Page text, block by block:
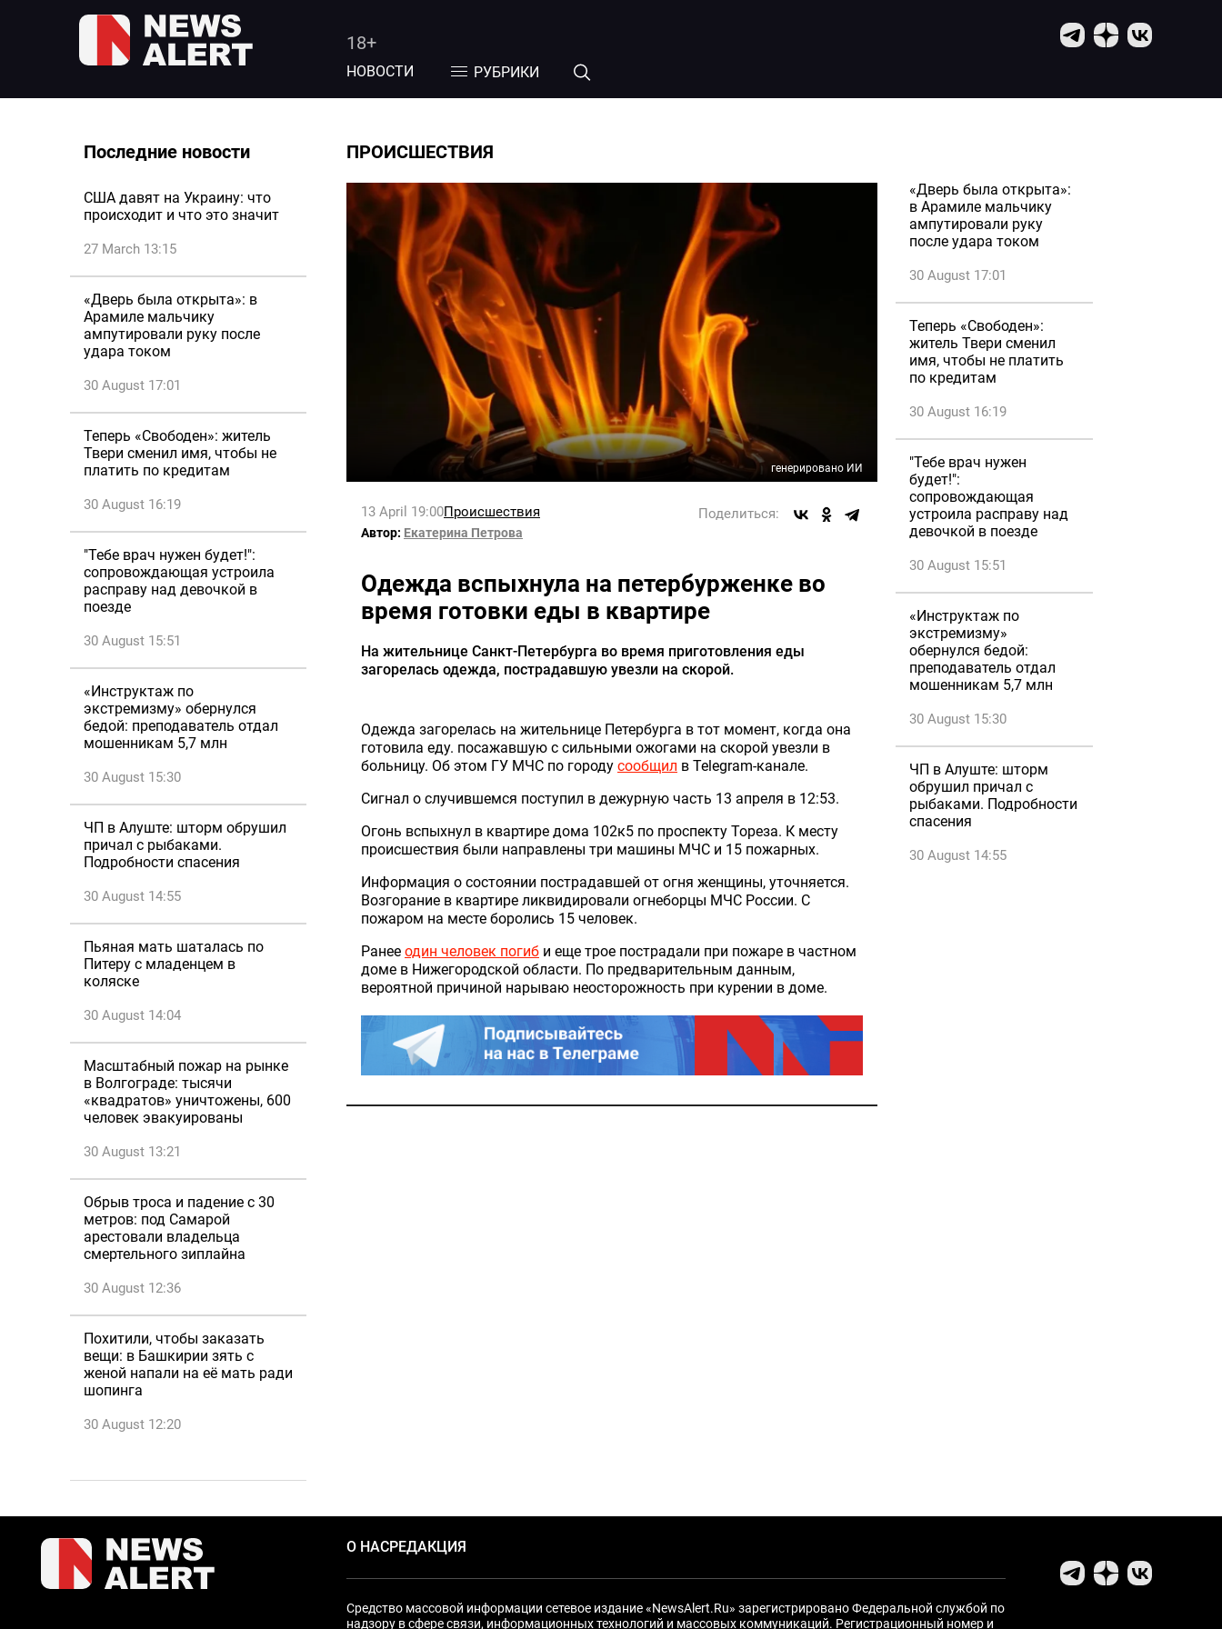
18+
НОВОСТИ РУБРИКИ
Последние новости
США давят на Украину: что
происходит и что это значит
27 March 13:15
«Дверь была открыта»: в
Арамиле мальчику
ампутировали руку после
удара током
30 August 17:01
Теперь «Свободен»: житель
Твери сменил имя, чтобы не
платить по кредитам
30 August 16:19
"Тебе врач нужен будет!":
сопровождающая устроила
расправу над девочкой в
поезде
30 August 15:51
«Инструктаж по
экстремизму» обернулся
бедой: преподаватель отдал
мошенникам 5,7 млн
30 August 15:30
ЧП в Алуште: шторм обрушил
причал с рыбаками.
Подробности спасения
30 August 14:55
Пьяная мать шаталась по
Питеру с младенцем в
коляске
30 August 14:04
Масштабный пожар на рынке
в Волгограде: тысячи
«квадратов» уничтожены, 600
человек эвакуированы
30 August 13:21
Обрыв троса и падение с 30
метров: под Самарой
арестовали владельца
смертельного зиплайна
30 August 12:36
Похитили, чтобы заказать
вещи: в Башкирии зять с
женой напали на её мать ради
шопинга
30 August 12:20
ПРОИСШЕСТВИЯ
генерировано ИИ
13 April 19:00Происшествия Поделиться:
Автор: Екатерина Петрова
Одежда вспыхнула на петербурженке во
время готовки еды в квартире
На жительнице Санкт-Петербурга во время приготовления еды
загорелась одежда, пострадавшую увезли на скорой.
Одежда загорелась на жительнице Петербурга в тот момент, когда она
готовила еду. посажавшую с сильными ожогами на скорой увезли в
больницу. Об этом ГУ МЧС по городу сообщил в Telegram-канале.
Сигнал о случившемся поступил в дежурную часть 13 апреля в 12:53.
Огонь вспыхнул в квартире дома 102к5 по проспекту Тореза. К месту
происшествия были направлены три машины МЧС и 15 пожарных.
Информация о состоянии пострадавшей от огня женщины, уточняется.
Возгорание в квартире ликвидировали огнеборцы МЧС России. С
пожаром на месте боролись 15 человек.
Ранее один человек погиб и еще трое пострадали при пожаре в частном
доме в Нижегородской области. По предварительным данным,
вероятной причиной нарываю неосторожность при курении в доме.
«Дверь была открыта»:
в Арамиле мальчику
ампутировали руку
после удара током
30 August 17:01
Теперь «Свободен»:
житель Твери сменил
имя, чтобы не платить
по кредитам
30 August 16:19
"Тебе врач нужен
будет!":
сопровождающая
устроила расправу над
девочкой в поезде
30 August 15:51
«Инструктаж по
экстремизму»
обернулся бедой:
преподаватель отдал
мошенникам 5,7 млн
30 August 15:30
ЧП в Алуште: шторм
обрушил причал с
рыбаками. Подробности
спасения
30 August 14:55
О НАСРЕДАКЦИЯ
Средство массовой информации сетевое издание «NewsAlert.Ru» зарегистрировано Федеральной службой по
надзору в сфере связи, информационных технологий и массовых коммуникаций. Регистрационный номер и